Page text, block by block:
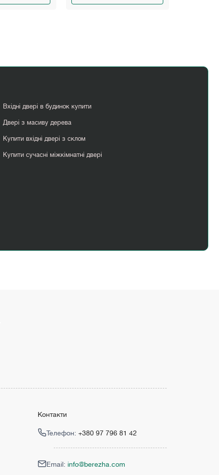
Вхідні двері в будинок купити
Двері з масиву дерева
Купити вхідні двері з склом
Купити сучасні міжкімнатні двері
Контакти
Телефон: +380 97 796 81 42
Email: info@berezha.com